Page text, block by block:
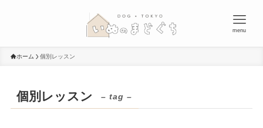
menu
ホーム 個別レッスン
個別レッスン – tag –